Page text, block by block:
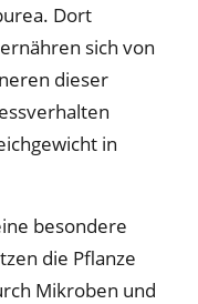
Dort
sich von
dieser
in
besondere
die Pflanze
Mikroben und